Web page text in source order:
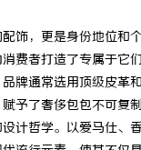
饰，更是身份地位
费者打造了专属于它
牌通常选用顶级皮
予了奢侈包包不可复
计哲学。以爱马仕